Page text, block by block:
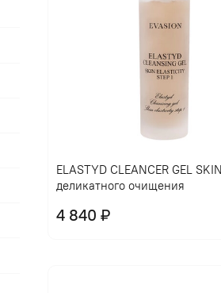
ELASTYD CLEANCER GEL
деликатного очищения
4 840 ₽